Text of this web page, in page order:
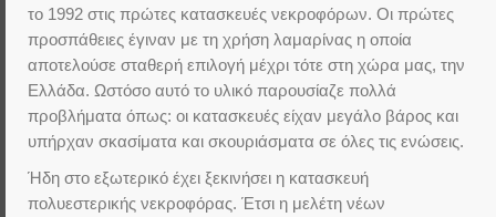
το 1992 στις πρώτες κατασκευές νεκροφόρων. Οι πρώτες
προσπάθειες έγιναν με τη χρήση λαμαρίνας η οποία
αποτελούσε σταθερή επιλογή μέχρι τότε στη χώρα μας, την
Ελλάδα. Ωστόσο αυτό το υλικό παρουσίαζε πολλά
προβλήματα όπως: οι κατασκευές είχαν μεγάλο βάρος και
υπήρχαν σκασίματα και σκουριάσματα σε όλες τις ενώσεις.
Ήδη στο εξωτερικό έχει ξεκινήσει η κατασκευή
πολυεστερικής νεκροφόρας. Έτσι η μελέτη νέων